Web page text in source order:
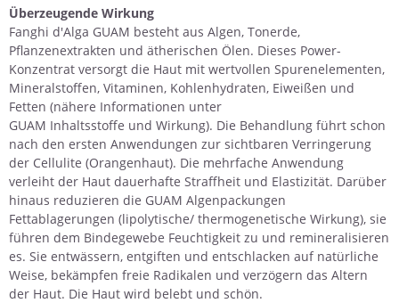
Überzeugende Wirkung
Fanghi d'Alga GUAM besteht aus Algen, Tonerde,
Pflanzenextrakten und ätherischen Ölen. Dieses Power-
Konzentrat versorgt die Haut mit wertvollen Spurenelementen,
Mineralstoffen, Vitaminen, Kohlenhydraten, Eiweißen und
Fetten (nähere Informationen unter
GUAM Inhaltsstoffe und Wirkung). Die Behandlung führt schon
nach den ersten Anwendungen zur sichtbaren Verringerung
der Cellulite (Orangenhaut). Die mehrfache Anwendung
verleiht der Haut dauerhafte Straffheit und Elastizität. Darüber
hinaus reduzieren die GUAM Algenpackungen
Fettablagerungen (lipolytische/ thermogenetische Wirkung), sie
führen dem Bindegewebe Feuchtigkeit zu und remineralisieren
es. Sie entwässern, entgiften und entschlacken auf natürliche
Weise, bekämpfen freie Radikalen und verzögern das Altern
der Haut. Die Haut wird belebt und schön.